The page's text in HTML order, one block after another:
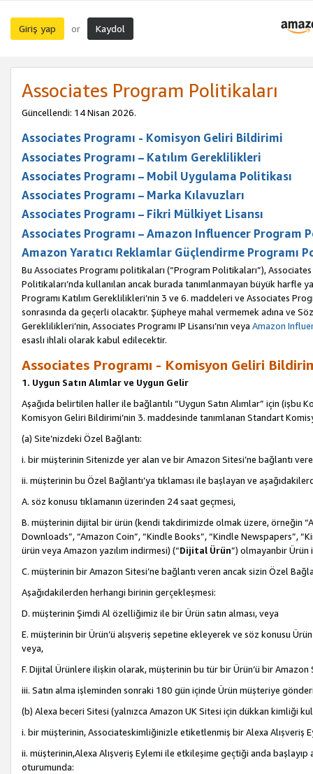
Giriş yap or Kaydol
Associates Program Politikaları
Güncellendi: 14 Nisan 2026.
Associates Programı - Komisyon Geliri Bildirimi
Associates Programı – Katılım Gereklilikleri
Associates Programı – Mobil Uygulama Politikası
Associates Programı – Marka Kılavuzları
Associates Programı – Fikri Mülkiyet Lisansı
Associates Programı – Amazon Influencer Program
Amazon Yaratıcı Reklamlar Güçlendirme Programı
Bu Associates Programı politikaları (“Program Politikaları”),
Politikaları’nda kullanılan ancak burada tanımlanmayan büyük harfle
Programı Katılım Gereklilikleri’nin 3 ve 6. maddeleri ve Associates
sonrasında da geçerli olacaktır. Şüpheye mahal vermemek adına ve
Gereklilikleri’nin, Associates Programı IP Lisansı’nın veya Amazon
esaslı ihlali olarak kabul edilecektir.
Associates Programı - Komisyon Geliri
1. Uygun Satın Alımlar ve Uygun Gelir
Aşağıda belirtilen haller ile bağlantılı “Uygun Satın Alımlar” için
Komisyon Geliri Bildirimi’nin 3. maddesinde tanımlanan Standart
(a) Site’nizdeki Özel Bağlantı:
i. bir müşterinin Sitenizde yer alan ve bir Amazon Sitesi’ne bağlantı
ii. müşterinin bu Özel Bağlantı’ya tıklaması ile başlayan ve
A. söz konusu tıklamanın üzerinden 24 saat geçmesi,
B. müşterinin dijital bir ürün (kendi takdirimizde olmak üzere, örneğin
Downloads”, “Amazon Coin”, “Kindle Books”, “Kindle Newspapers”,
ürün veya Amazon yazılım indirmesi) (“Dijital Ürün”) olmayanbir Ürün
C. müşterinin bir Amazon Sitesi’ne bağlantı veren ancak sizin Özel
Aşağıdakilerden herhangi birinin gerçekleşmesi:
D. müşterinin Şimdi Al özelliğimiz ile bir Ürün satın alması, veya
E. müşterinin bir Ürün’ü alışveriş sepetine ekleyerek ve söz konusu
veya,
F. Dijital Ürünlere ilişkin olarak, müşterinin bu tür bir Ürün’ü bir Amazon
iii. Satın alma işleminden sonraki 180 gün içinde Ürün müşteriye
(b) Alexa beceri Sitesi (yalnızca Amazon UK Sitesi için dükkan kimliği
i. bir müşterinin, Associateskimliğinizle etiketlenmiş bir Alexa Alışveriş
ii. müşterinin,Alexa Alışveriş Eylemi ile etkileşime geçtiği anda
oturumunda: